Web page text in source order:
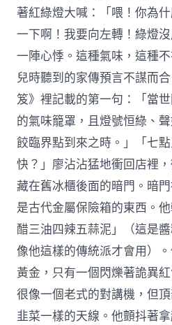
著紅綠燈大喊：「喂！你為
一下啊！我要向左轉！綠燈
一陣心悸。這種氣味，這種
兒時聽到的家傳預言不謀而
笈》裡記載的第一句：「當
的氣味籠罩，且燈號恒綠、
餃臨界點到來之時。」「七
快？」廖沾沾猛地衝回店裡
藏在舊冰櫃後面的暗門。暗
是古代金屬保險箱的東西。
醋三油四辣五蒜泥」（這是
像他這樣的傳統派才會用）
黃金，只有一個閃爍著詭異
很像一個老式的對講機，但
韭菜一樣的天線。他顫抖著